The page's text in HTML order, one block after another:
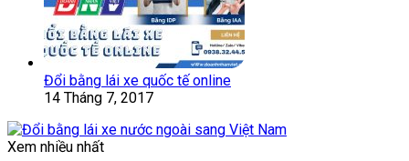
Đổi bằng lái xe quốc tế online
14 Tháng 7, 2017
Xem nhiều nhất